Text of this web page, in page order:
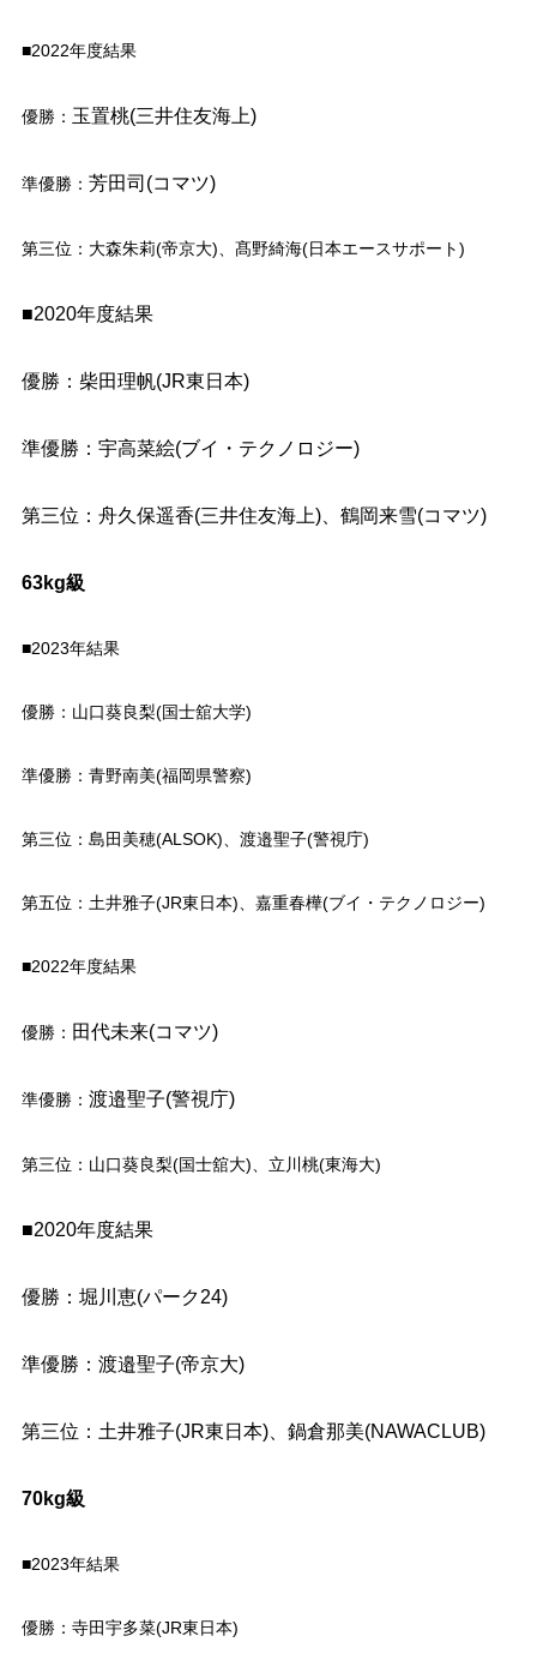
■2022年度結果
優勝： 玉置桃(三井住友海上)
準優勝： 芳田司(コマツ)
第三位：大森朱莉(帝京大)、髙野綺海(日本エースサポート)
■2020年度結果
優勝：柴田理帆(JR東日本)
準優勝：宇高菜絵(ブイ・テクノロジー)
第三位：舟久保遥香(三井住友海上)、鶴岡来雪(コマツ)
63kg級
■2023年結果
優勝：山口葵良梨(国士舘大学)
準優勝：青野南美(福岡県警察)
第三位：島田美穂(ALSOK)、渡邉聖子(警視庁)
第五位：土井雅子(JR東日本)、嘉重春樺(ブイ・テクノロジー)
■2022年度結果
優勝： 田代未来(コマツ)
準優勝： 渡邉聖子(警視庁)
第三位：山口葵良梨(国士舘大)、立川桃(東海大)
■2020年度結果
優勝：堀川恵(パーク24)
準優勝：渡邉聖子(帝京大)
第三位：土井雅子(JR東日本)、鍋倉那美(NAWACLUB)
70kg級
■2023年結果
優勝：寺田宇多菜(JR東日本)